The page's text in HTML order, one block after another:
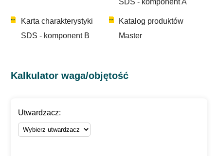
SDS - komponent A
Karta charakterystyki
SDS - komponent B
Katalog produktów
Master
Kalkulator waga/objętość
Utwardzacz: